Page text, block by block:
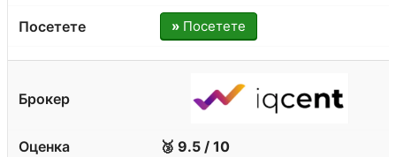
»Посетете
🥉 9.5 / 10